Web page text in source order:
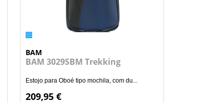
BAM
BAM 3029SBM Trekking
Estojo para Oboé tipo mochila, com du...
209,95 €